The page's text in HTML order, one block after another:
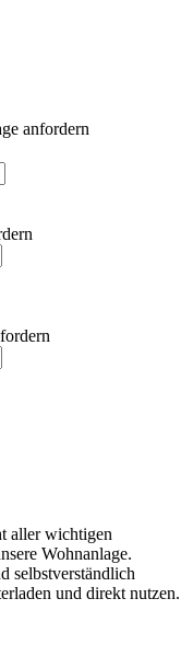
anfordern
aller wichtigen
Wohnanlage.
selbstverständlich
und direkt nutzen.